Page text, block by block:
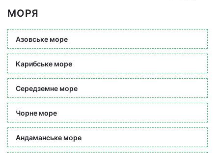
МОРЯ
Азовське море
Карибське море
Середземне море
Чорне море
Андаманське море